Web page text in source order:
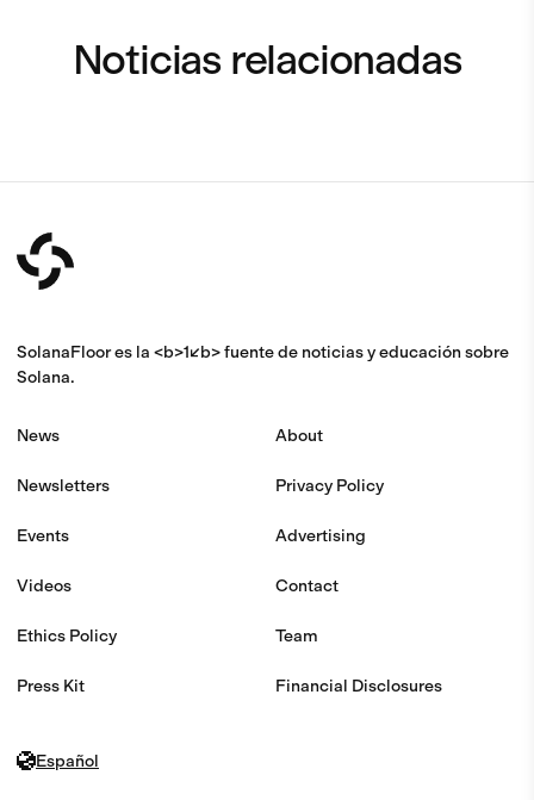
Noticias relacionadas
SolanaFloor es la <b>1</b> fuente de noticias y educación sobre
Solana.
News
Newsletters
Events
Videos
Ethics Policy
Press Kit
About
Privacy Policy
Advertising
Contact
Team
Financial Disclosures
Español